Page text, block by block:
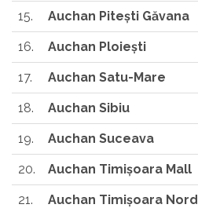
15. Auchan Piteşti Găvana
16. Auchan Ploieşti
17. Auchan Satu-Mare
18. Auchan Sibiu
19. Auchan Suceava
20. Auchan Timişoara Mall
21. Auchan Timişoara Nord